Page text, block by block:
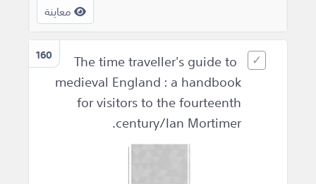
معاينة
160
The time traveller's guide to
medieval England : a handbook
for visitors to the fourteenth
century/Ian Mortimer.